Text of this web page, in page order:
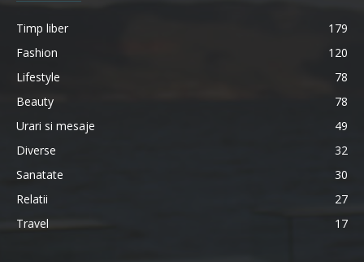
Timp liber
179
Fashion
120
Lifestyle
78
Beauty
78
Urari si mesaje
49
Diverse
32
Sanatate
30
Relatii
27
Travel
17